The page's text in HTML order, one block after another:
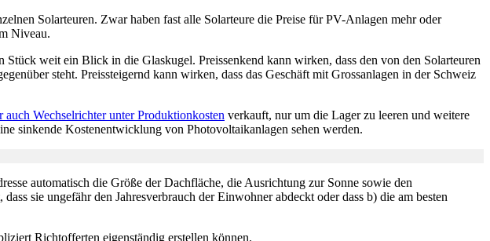
Solarteuren. Zwar haben fast alle Solarteure die Preise für PV-Anlagen mehr oder
Niveau.
weit ein Blick in die Glaskugel. Preissenkend kann wirken, dass den von den Solarteuren
steht. Preissteigernd kann wirken, dass das Geschäft mit Grossanlagen in der Schweiz
auch Wechselrichter unter Produktionkosten verkauft, nur um die Lager zu leeren und weitere
sinkende Kostenentwicklung von Photovoltaikanlagen sehen werden.
automatisch die Größe der Dachfläche, die Ausrichtung zur Sonne sowie den
sie ungefähr den Jahresverbrauch der Einwohner abdeckt oder dass b) die am besten
Richtofferten eigenständig erstellen können.